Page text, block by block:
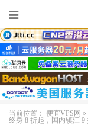
当前位置： 便宜VPS网 »
终身 8 折起，国内镇江 9